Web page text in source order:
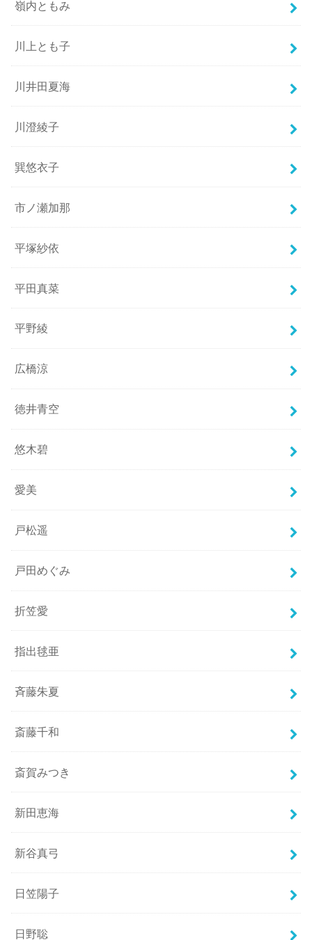
嶺内ともみ
川上とも子
川井田夏海
川澄綾子
巽悠衣子
市ノ瀬加那
平塚紗依
平田真菜
平野綾
広橋涼
徳井青空
悠木碧
愛美
戸松遥
戸田めぐみ
折笠愛
指出毬亜
斉藤朱夏
斎藤千和
斎賀みつき
新田恵海
新谷真弓
日笠陽子
日野聡